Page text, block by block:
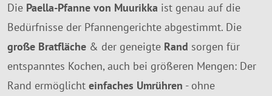
Die Paella-Pfanne von Muurikka ist genau auf die
Bedürfnisse der Pfannengerichte abgestimmt. Die
große Bratfläche & der geneigte Rand sorgen für
entspanntes Kochen, auch bei größeren Mengen: Der
Rand ermöglicht einfaches Umrühren - ohne